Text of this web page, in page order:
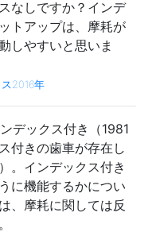
なしですか？インデ
トアップは、摩耗が
しやすいと思いま
2016年
デックス付き（1981
付きの歯車が存在し
。インデックス付き
に機能するかについ
、摩耗に関しては反